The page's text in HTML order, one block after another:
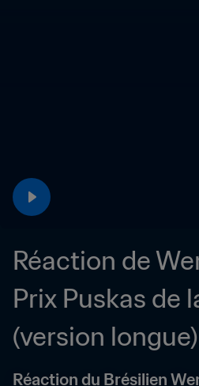
Réaction de
Prix Puskas de
(version longue)
Réaction du Brésilien